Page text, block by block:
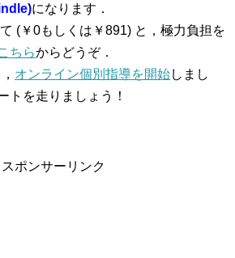
になります．
(￥0もしくは￥891) と，極力負担を
ちらからどうぞ．
オンライン個別指導を開始しまし
トを走りましょう！
スポンサーリンク